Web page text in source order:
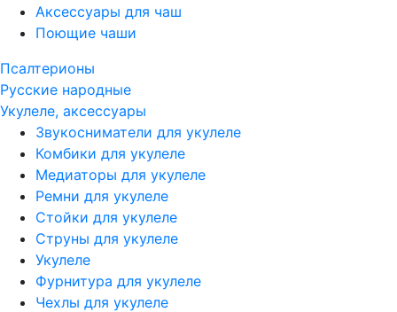
Аксессуары для чаш
Поющие чаши
Псалтерионы
Русские народные
Укулеле, аксессуары
Звукосниматели для укулеле
Комбики для укулеле
Медиаторы для укулеле
Ремни для укулеле
Стойки для укулеле
Струны для укулеле
Укулеле
Фурнитура для укулеле
Чехлы для укулеле